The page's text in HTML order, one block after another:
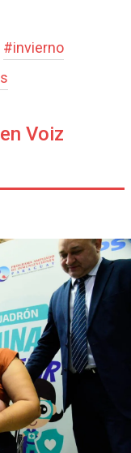
#invierno
Voiz